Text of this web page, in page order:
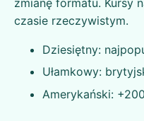
zmianę formatu. Kursy
czasie rzeczywistym.
Dziesiętny:
Ułamkowy:
Amerykański: